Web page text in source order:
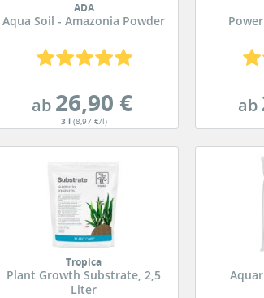
ADA
Aqua Soil - Amazonia Powder
ab26,90 €
3 l (8,97 €/l)
ab
Tropica
Plant Growth Substrate, 2,5
Liter